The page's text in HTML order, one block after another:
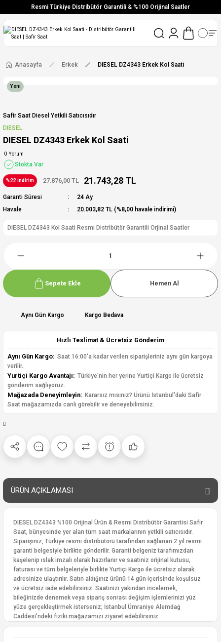
Resmi Türkiye Distribütör Garantili & %100 Orijinal Saatler
Vade Farksız 6 Taksit
Ücretsiz Kargo
Anasayfa Erkek DIESEL DZ4343 Erkek Kol Saati
Yeni
Safir Saat Diesel Yetkili Satıcısıdır
DIESEL
DIESEL DZ4343 Erkek Kol Saati
0 Yorum
Stokta Var
%22 İndirim 27.876,00 TL 21.743,28 TL
Garanti Süresi
24 Ay
Havale
20.003,82 TL (%8,00 havale indirimi)
DIESEL DZ4343 Kol Saati Resmi Distribütör Garantili Orjinal Saatler
Sepete Ekle Hemen Al
Aynı Gün Kargo Kargo Bedava
Hızlı Teslimat & Ücretsiz Gönderim
Aynı Gün Kargo: Saat 16:00'a kadar verilen siparişleriniz aynı gün kargoya
verilir.
Yurtiçi Kargo Avantajı: Türkiye'nin her yerine Yurtiçi Kargo ile ücretsiz
gönderim sağlıyoruz.
Mağazada Deneyimleyin: Kararsız mısınız? Ürünü İstanbul'daki Safir
Saat mağazamızda canlı görebilir ve deneyebilirsiniz.
ÜRÜN AÇIKLAMASI
DIESEL DZ4343 %100 Orijinal Ürün & Resmi Distribütör Garantisi Safir
Saat, bünyesinde yer alan tüm saat markalarının yetkili satıcısıdır.
Siparişiniz, Türkiye resmi distribütörü tarafından sağlanan 2 yıl resmi
garanti belgesiyle birlikte gönderilir. Garanti belgeniz tarafımızdan
kaşelenip ıslak imzalı olarak hazırlanır ve saatiniz orijinal kutusu,
faturası ve tüm belgeleriyle birlikte Yurtiçi Kargo ile ücretsiz olarak
adresinize ulaştırılır. Satın aldığınız ürünü 14 gün içerisinde koşulsuz
ve ücretsiz iade edebilirsiniz. Saatinizi yakından incelemek,
bileğinizde denemek veya sipariş sonrası değişim işlemlerinizi yüz
yüze gerçekleştirmek isterseniz; İstanbul Ümraniye Alemdağ
Caddesi’ndeki fiziki mağazamızı ziyaret edebilirsiniz.